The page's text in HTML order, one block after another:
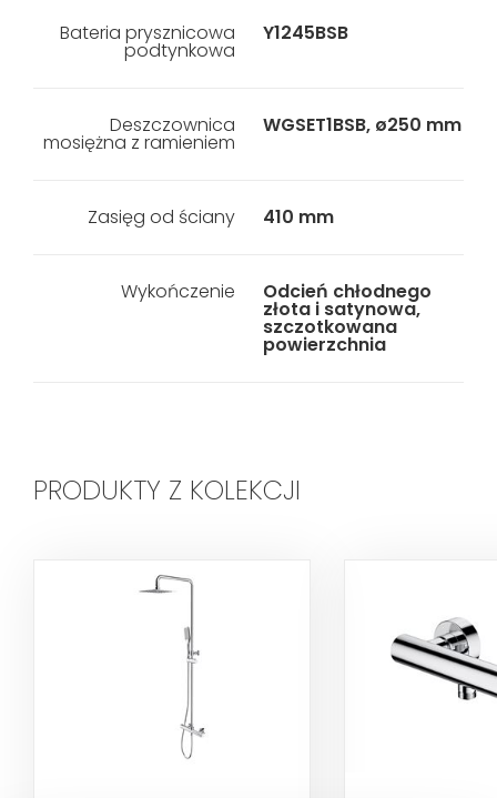
Bateria prysznicowa
podtynkowa
Y1245BSB
Deszczownica
mosiężna z ramieniem
WGSET1BSB, ø250 mm
Zasięg od ściany 410 mm
Wykończenie Odcień chłodnego
złota i satynowa,
szczotkowana
powierzchnia
PRODUKTY Z KOLEKCJI